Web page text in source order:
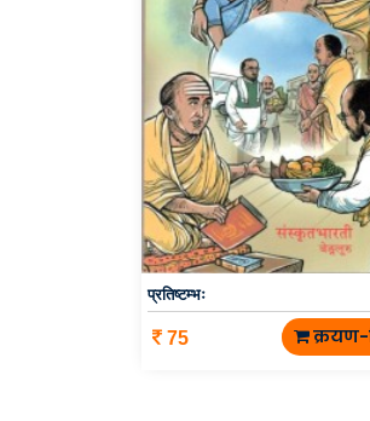
प्रतिष्टम्भः
75 क्रयण-